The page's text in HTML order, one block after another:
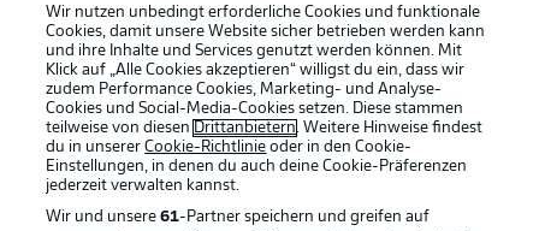
Fantasy Manager
#BundesligaWIRKT
Common Ground
Wir nutzen unbedingt erforderliche Cookies und funktionale
Cookies, damit unsere Website sicher betrieben werden kann
und ihre Inhalte und Services genutzt werden können. Mit
Klick auf „Alle Cookies akzeptieren“ willigst du ein, dass wir
zudem Performance Cookies, Marketing- und Analyse-
Cookies und Social-Media-Cookies setzen. Diese stammen
teilweise von diesen Drittanbietern. Weitere Hinweise findest
du in unsererCookie-Richtlinie oder in den Cookie-
Einstellungen, in denen du auch deine Cookie-Präferenzen
jederzeit verwalten kannst.
Wir und unsere61-Partner speichern und greifen auf